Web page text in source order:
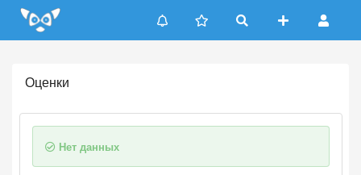
Update cookies preferences
Оценки
Нет данных